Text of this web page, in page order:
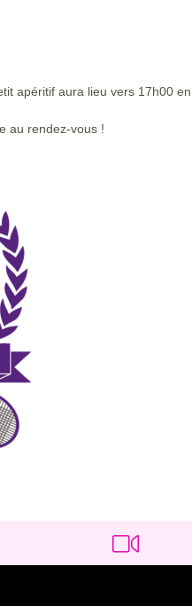
apéritif aura lieu vers 17h00 en
au rendez-vous !